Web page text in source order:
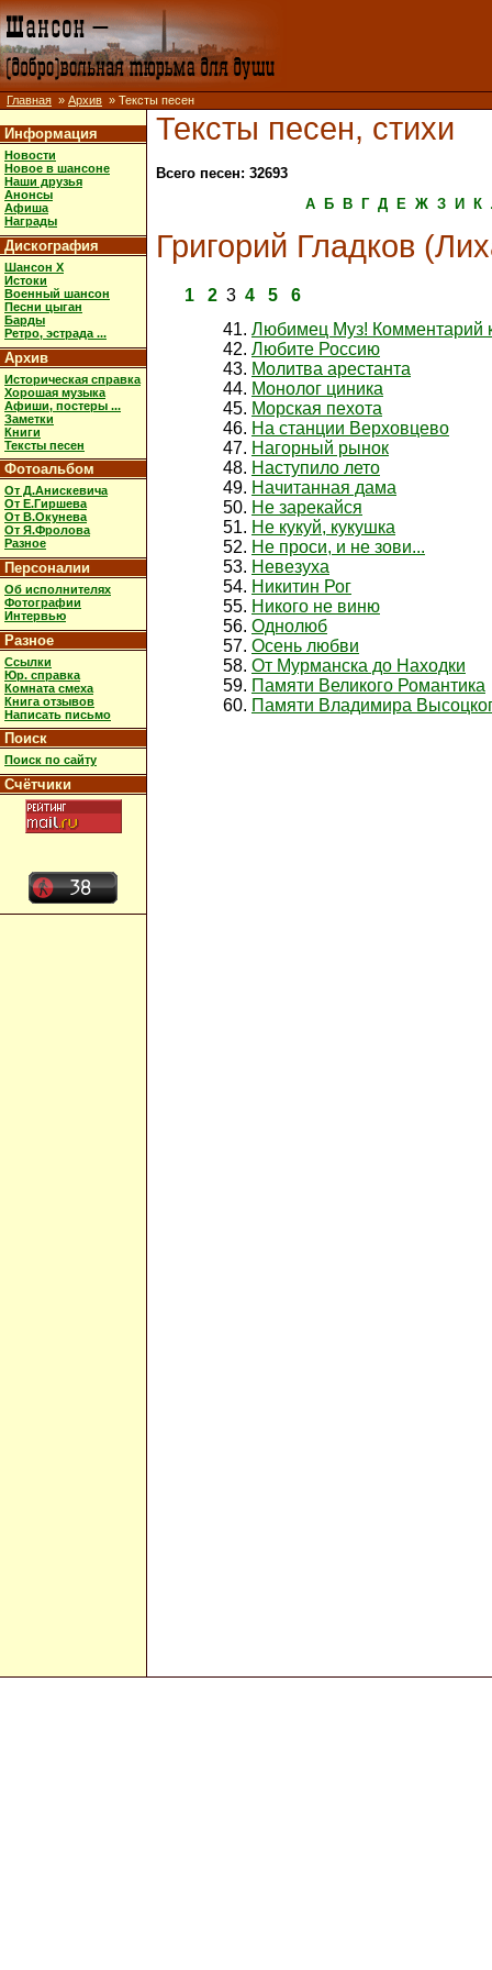
Главная » Архив » Тексты песен
Информация
Новости
Новое в шансоне
Наши друзья
Анонсы
Афиша
Награды
Дискография
Шансон X
Истоки
Военный шансон
Песни цыган
Барды
Ретро, эстрада ...
Архив
Историческая справка
Хорошая музыка
Афиши, постеры ...
Заметки
Книги
Тексты песен
Фотоальбом
От Д.Анискевича
От Е.Гиршева
От В.Окунева
От Я.Фролова
Разное
Персоналии
Об исполнителях
Фотографии
Интервью
Разное
Ссылки
Юр. справка
Комната смеха
Книга отзывов
Написать письмо
Поиск
Поиск по сайту
Счётчики
Тексты песен, стихи
Всего песен: 32693
А
Б В Г Д Е Ж З И К
Григорий Гладков
1 2 3 4 5
6
Любимец Муз! Комментарий
Любите Россию
Молитва арестанта
Монолог циника
Морская пехота
На станции Верховцево
Нагорный рынок
Наступило лето
Начитанная дама
Не зарекайся
Не кукуй, кукушка
Не проси, и не зови...
Невезуха
Никитин Рог
Никого не виню
Однолюб
Осень любви
От Мурманска до Находки
Памяти Великого Романтика
Памяти Владимира